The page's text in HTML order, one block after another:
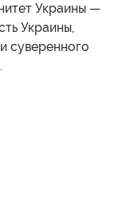
Украины —
Украины,
суверенного